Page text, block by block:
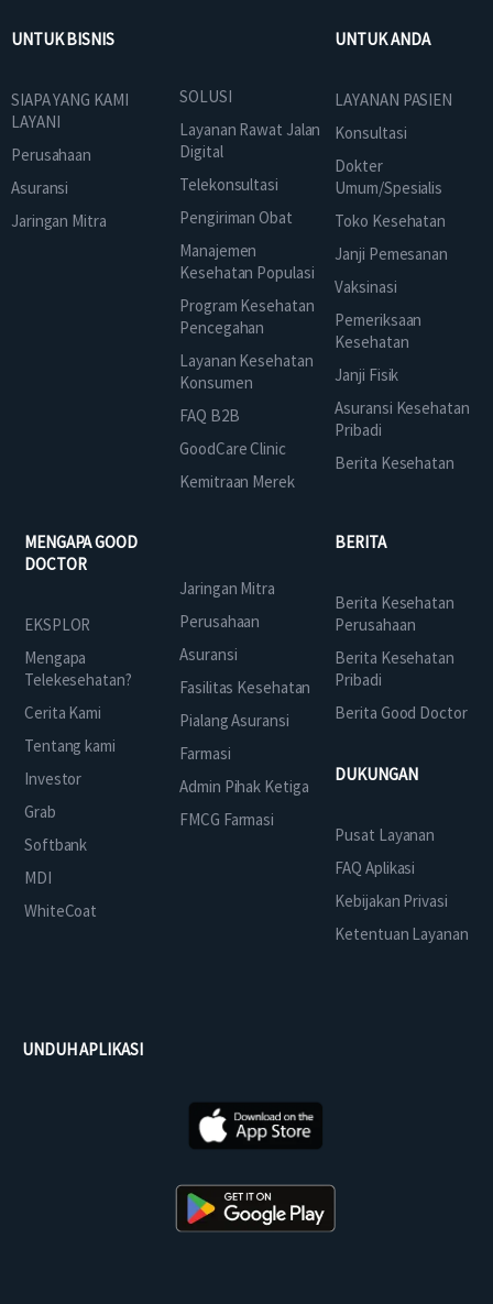
UNTUK BISNIS
SIAPA YANG KAMI
LAYANI
Perusahaan
Asuransi
Jaringan Mitra
SOLUSI
Layanan Rawat Jalan
Digital
Telekonsultasi
Pengiriman Obat
Manajemen
Kesehatan Populasi
Program Kesehatan
Pencegahan
Layanan Kesehatan
Konsumen
FAQ B2B
GoodCare Clinic
Kemitraan Merek
UNTUK ANDA
LAYANAN PASIEN
Konsultasi
Dokter
Umum/Spesialis
Toko Kesehatan
Janji Pemesanan
Vaksinasi
Pemeriksaan
Kesehatan
Janji Fisik
Asuransi Kesehatan
Pribadi
Berita Kesehatan
MENGAPA GOOD
DOCTOR
EKSPLOR
Mengapa
Telekesehatan?
Cerita Kami
Tentang kami
Investor
Grab
Softbank
MDI
WhiteCoat
Jaringan Mitra
Perusahaan
Asuransi
Fasilitas Kesehatan
Pialang Asuransi
Farmasi
Admin Pihak Ketiga
FMCG Farmasi
BERITA
Berita Kesehatan
Perusahaan
Berita Kesehatan
Pribadi
Berita Good Doctor
DUKUNGAN
Pusat Layanan
FAQ Aplikasi
Kebijakan Privasi
Ketentuan Layanan
UNDUH APLIKASI